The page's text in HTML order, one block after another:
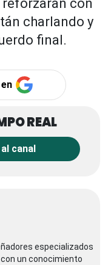
con
charlando y
final.
canal
especializados
un conocimiento